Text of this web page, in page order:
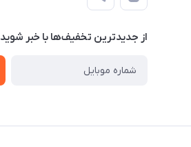
از جدید‌ترین تخفیف‌ها با‌ خبر شوید